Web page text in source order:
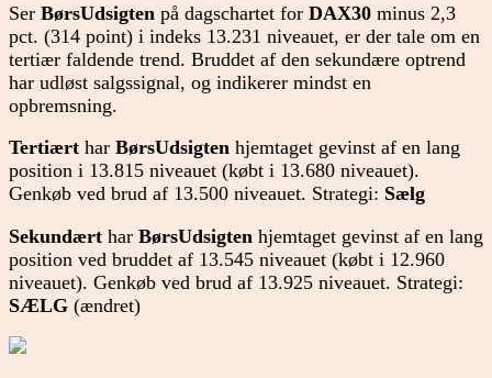
Ser BørsUdsigten på dagschartet for DAX30 minus 2,3
pct. (314 point) i indeks 13.231 niveauet, er der tale om en
tertiær faldende trend. Bruddet af den sekundære optrend
har udløst salgssignal, og indikerer mindst en
opbremsning.
Tertiært har BørsUdsigten hjemtaget gevinst af en lang
position i 13.815 niveauet (købt i 13.680 niveauet).
Genkøb ved brud af 13.500 niveauet. Strategi: Sælg
Sekundært har BørsUdsigten hjemtaget gevinst af en lang
position ved bruddet af 13.545 niveauet (købt i 12.960
niveauet). Genkøb ved brud af 13.925 niveauet. Strategi:
SÆLG (ændret)